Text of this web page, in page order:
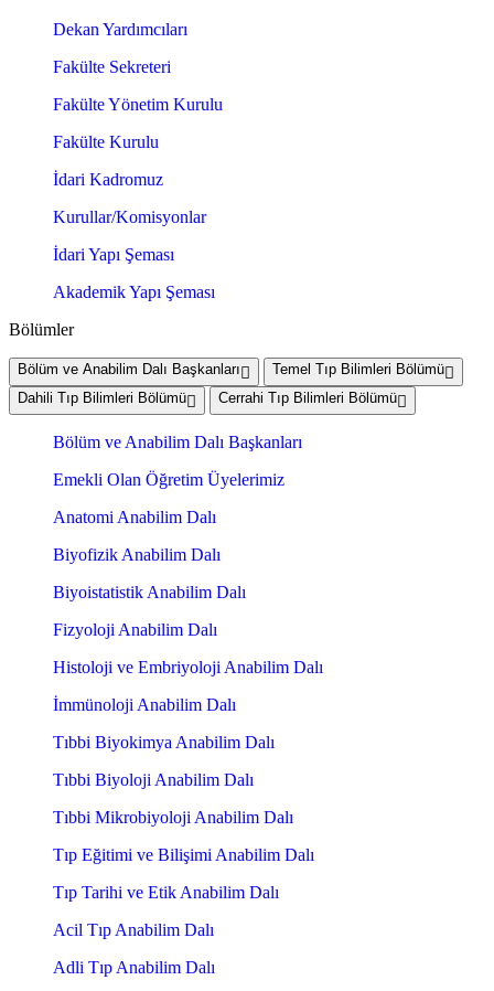
Dekan Yardımcıları
Fakülte Sekreteri
Fakülte Yönetim Kurulu
Fakülte Kurulu
İdari Kadromuz
Kurullar/Komisyonlar
İdari Yapı Şeması
Akademik Yapı Şeması
Bölümler
Bölüm ve Anabilim Dalı Başkanları
Temel Tıp Bilimleri Bölümü
Dahili Tıp Bilimleri Bölümü
Cerrahi Tıp Bilimleri Bölümü
Bölüm ve Anabilim Dalı Başkanları
Emekli Olan Öğretim Üyelerimiz
Anatomi Anabilim Dalı
Biyofizik Anabilim Dalı
Biyoistatistik Anabilim Dalı
Fizyoloji Anabilim Dalı
Histoloji ve Embriyoloji Anabilim Dalı
İmmünoloji Anabilim Dalı
Tıbbi Biyokimya Anabilim Dalı
Tıbbi Biyoloji Anabilim Dalı
Tıbbi Mikrobiyoloji Anabilim Dalı
Tıp Eğitimi ve Bilişimi Anabilim Dalı
Tıp Tarihi ve Etik Anabilim Dalı
Acil Tıp Anabilim Dalı
Adli Tıp Anabilim Dalı